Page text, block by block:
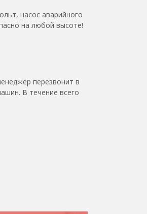
насос аварийного
на любой высоте!
перезвонит в
В течение всего